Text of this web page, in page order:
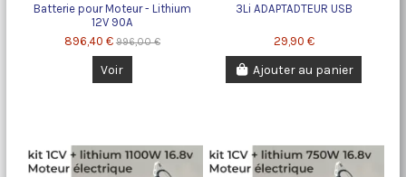
Batterie pour Moteur - Lithium
12V 90A
896,40 € 996,00 €
Voir
3Li ADAPTADTEUR USB
29,90 €
Ajouter au panier